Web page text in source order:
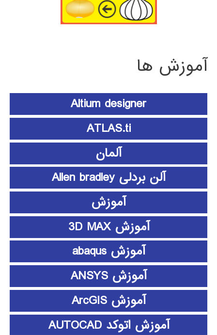
آموزش ها
Altium designer
ATLAS.ti
آلمان
آلن بردلی Allen bradley
آموزش
آموزش 3D MAX
آموزش abaqus
آموزش ANSYS
آموزش ArcGIS
آموزش اتوکد AUTOCAD